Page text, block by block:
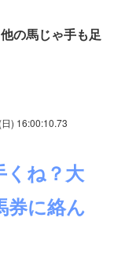
の馬じゃ手も足
) 16:00:10.73
くね？大
券に絡ん